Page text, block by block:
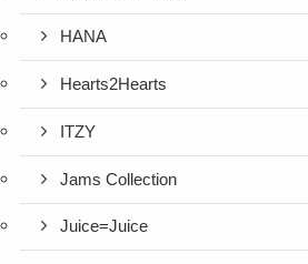
HANA
Hearts2Hearts
ITZY
Jams Collection
Juice=Juice